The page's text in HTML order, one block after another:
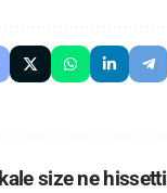
size ne